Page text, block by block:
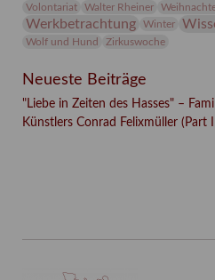
Volontariat
Walter Rheiner
Werkbetrachtung Winter
Wolf und Hund
Zirkuswoche
Neueste Beiträge
"Liebe in Zeiten des Hasses" –
Künstlers Conrad Felixmüller (Part